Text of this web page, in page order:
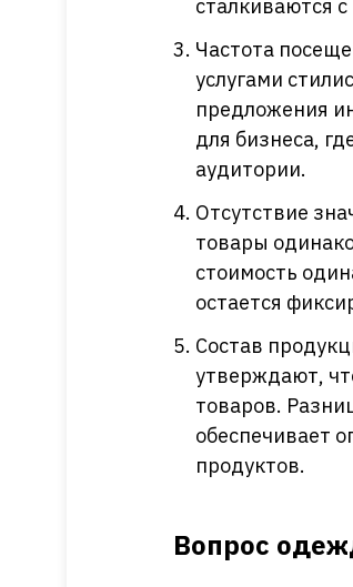
сталкиваются
Частота
услугами
предложения
для бизнеса,
аудитории.
Отсутствие
товары
стоимость
остается
Состав
утверждают,
товаров.
обеспечивает
продуктов.
Вопрос